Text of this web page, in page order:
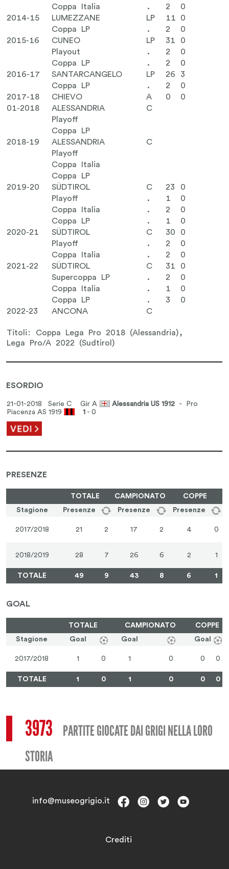
Coppa Italia
. 2
0
2014-15
LUMEZZANE LP 11
0
Coppa LP
. 2
0
2015-16
CUNEO LP 31
0
Playout
. 2
0
Coppa LP
. 2
0
2016-17
SANTARCANGELO LP 26
3
Coppa LP
. 2
0
2017-18
CHIEVO A 0
0
01-2018
ALESSANDRIA
C
Playoff
Coppa LP
2018-19
ALESSANDRIA
C
Playoff
Coppa Italia
Coppa LP
2019-20
SÜDTIROL C 23
0
Playoff
. 1
0
Coppa Italia
. 2
0
Coppa LP
. 1
0
2020-21
SÜDTIROL C 30
0
Playoff
. 2
0
Coppa Italia
. 2
0
2021-22
SÜDTIROL C 31
0
Supercoppa LP
. 2
0
Coppa Italia
. 1
0
Coppa LP
. 3
0
2022-23
ANCONA C
Titoli: Coppa Lega Pro 2018 (Alessandria),
Lega Pro/A 2022 (Sudtirol)
ESORDIO
21-01-2018 Serie C Gir A Alessandria US 1912 - Pro
Piacenza AS 1919
1 - 0
PRESENZE
TOTALE CAMPIONATO
COPPE
Stagione
Presenze Presenze Presenze
2017/2018 21 2 17 2 4 0
2018/2019 28 7 26 6 2 1
TOTALE 49 9 43 8 6 1
GOAL
TOTALE CAMPIONATO
COPPE
Stagione
Goal Goal Goal
2017/2018 1 0 1 0 0 0
TOTALE 1 0 1 0 0 0
3973 PARTITE GIOCATE DAI GRIGI NELLA LORO
STORIA
info@museogrigio.it
Crediti